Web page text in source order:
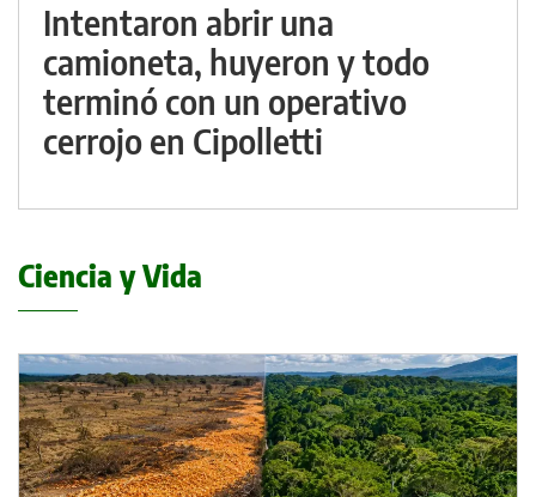
Intentaron abrir una
camioneta, huyeron y todo
terminó con un operativo
cerrojo en Cipolletti
Ciencia y Vida